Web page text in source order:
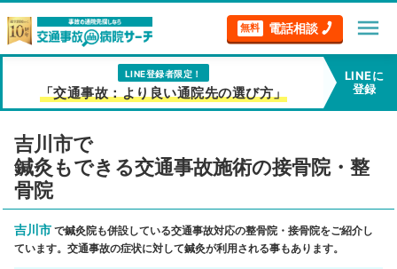
無料 電話相談 menu
LINE登録者限定！
「交通事故：より良い通院先の選び方」
LINEに
登録
吉川市で
鍼灸もできる交通事故施術の接骨院・整
骨院
吉川市 で鍼灸院も併設している交通事故対応の整骨院・接骨院をご紹介し
ています。交通事故の症状に対して鍼灸が利用される事もあります。